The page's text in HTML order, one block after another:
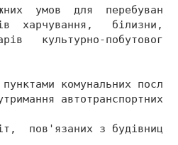
умов  для
харчування,   білизни,
культурно-
пунктами комунальних
автотранспортних
пов'язаних з